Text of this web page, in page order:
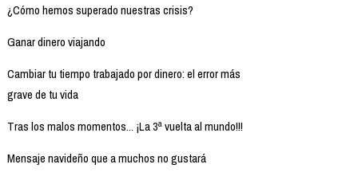
¿Cómo hemos superado nuestras crisis?
Ganar dinero viajando
Cambiar tu tiempo trabajado por dinero: el error más
grave de tu vida
Tras los malos momentos... ¡La 3ª vuelta al mundo!!!
Mensaje navideño que a muchos no gustará